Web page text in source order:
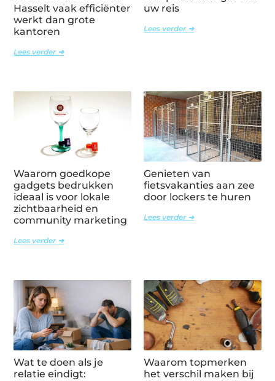
Hasselt vaak efficiënter
werkt dan grote
kantoren
Lees verder ➜
uw reis
Lees verder ➜
Waarom goedkope
gadgets bedrukken
ideaal is voor lokale
zichtbaarheid en
community marketing
Lees verder ➜
Genieten van
fietsvakanties aan zee
door lockers te huren
Lees verder ➜
Wat te doen als je
relatie eindigt:
Waarom topmerken
het verschil maken bij